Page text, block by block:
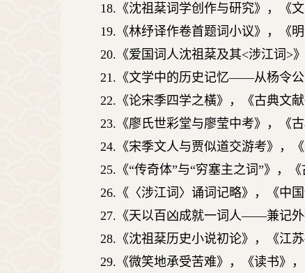
18. 《沈祖棻词学创作与研究》，《文
19. 《林纾译作卷首题词小议》，《
20. 《爱国词人沈祖棻及其<涉江词 >
21. 《文学中的历史记忆——从杨令
22. 《论宋季四学之橫》，《古典文
23. 《廖氏世彩堂与廖莹中考》，《
24. 《宋季文人与贾似道交游考》，
25. 《“传奇体”与“穷塞主之词”》，《
26. 《〈涉江词〉诵词记略》，《中国
27. 《天以百凶成就一词人——兼记
28. 《沈祖棻历史小说初论》，《江苏
29. 《微笑地承受苦难》，《读书》，